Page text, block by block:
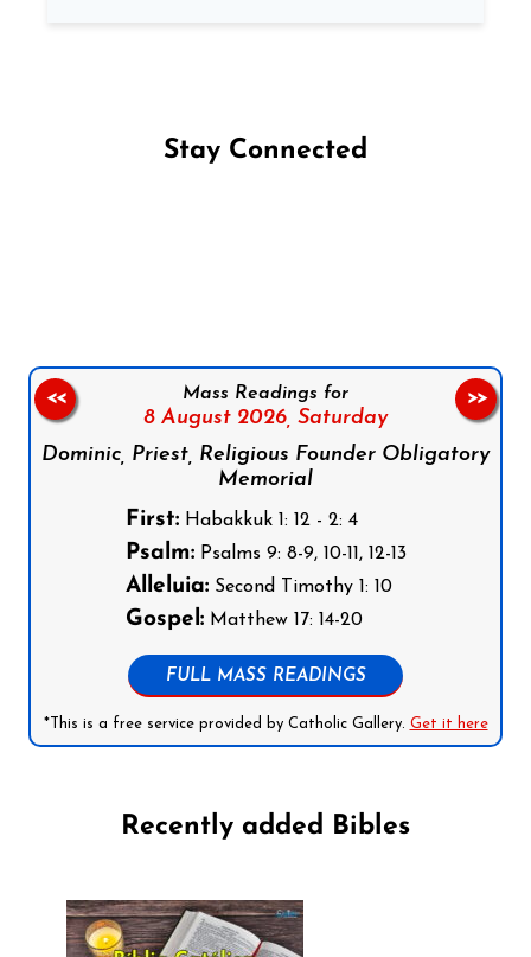
Stay Connected
Mass Readings for
8 August 2026, Saturday
Dominic, Priest, Religious Founder Obligatory
Memorial
First:Habakkuk 1: 12 - 2: 4
Psalm:Psalms 9: 8-9, 10-11, 12-13
Alleluia:Second Timothy 1: 10
Gospel:Matthew 17: 14-20
FULL MASS READINGS
*This is a free service provided by Catholic Gallery. Get it here
<< >>
Recently added Bibles